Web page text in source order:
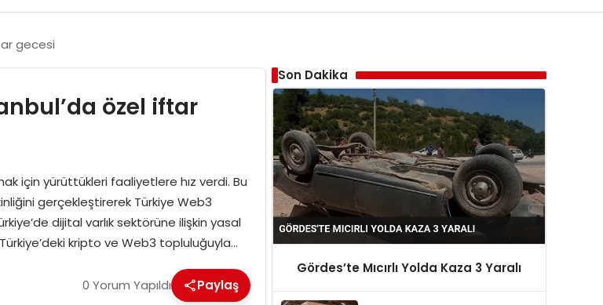
gecesi
özel iftar
için yürüttükleri faaliyetlere hız verdi. Bu
gerçekleştirerek Türkiye Web3
dijital varlık sektörüne ilişkin yasal
kripto ve Web3 topluluğuyla…
0 Yorum Yapıldı Paylaş
Son Dakika
Gördes’te Mıcırlı Yolda Kaza 3 Yaralı